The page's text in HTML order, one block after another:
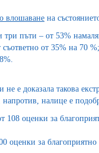
влошаване на
три пъти – от 53%
от 35% на 70 %;
е доказала такова
налице е
оценки за
оценки за благоприятно